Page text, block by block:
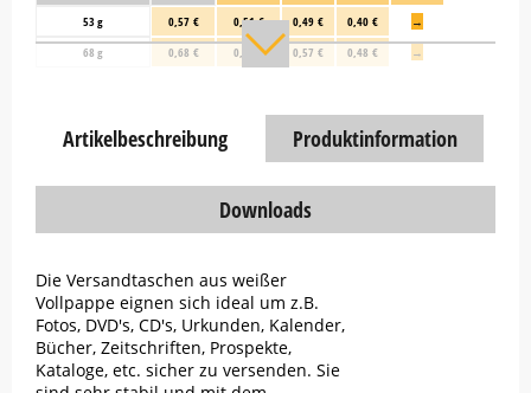
53 g 0,57 € 0,51 € 0,49 € 0,40 €
→
68 g
0,68 € 0,61 € 0,57 € 0,48 € →
Artikelbeschreibung Produktinformation
Downloads
Die Versandtaschen aus weißer
Vollpappe eignen sich ideal um z.B.
Fotos, DVD's, CD's, Urkunden, Kalender,
Bücher, Zeitschriften, Prospekte,
Kataloge, etc. sicher zu versenden. Sie